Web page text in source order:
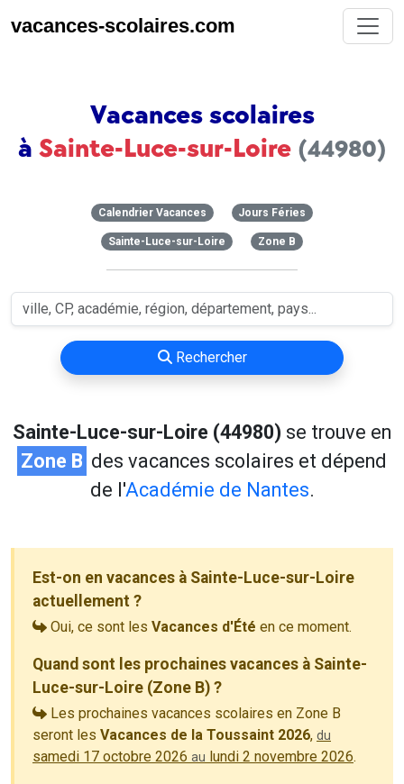
vacances-scolaires.com
Vacances scolaires
à Sainte-Luce-sur-Loire (44980)
Calendrier Vacances Jours Féries
Sainte-Luce-sur-Loire Zone B
Rechercher
Sainte-Luce-sur-Loire (44980) se trouve en
Zone B des vacances scolaires et dépend
de l'Académie de Nantes.
Est-on en vacances à Sainte-Luce-sur-Loire
actuellement ?
Oui, ce sont les Vacances d'Été en ce moment.
Quand sont les prochaines vacances à Sainte-
Luce-sur-Loire (Zone B) ?
Les prochaines vacances scolaires en Zone B
seront les Vacances de la Toussaint 2026, du
samedi 17 octobre 2026 au lundi 2 novembre 2026.